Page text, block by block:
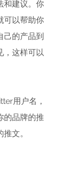
和建议。你
可以帮助你
己的产品到
，这样可以
用户名，
的品牌的推
文。